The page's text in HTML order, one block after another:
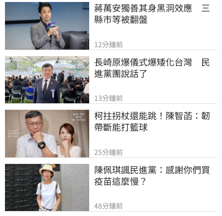
蔣萬安獨善其身黑洞效應　三
縣市等被翻盤
12分鐘前
長崎原爆儀式爆矮化台灣　民
進黨團說話了
13分鐘前
柯拄拐杖還能跳！陳智菡：韌
帶斷能打籃球
25分鐘前
陳佩琪諷民進黨：感謝你們買
疫苗這麼慢？
48分鐘前